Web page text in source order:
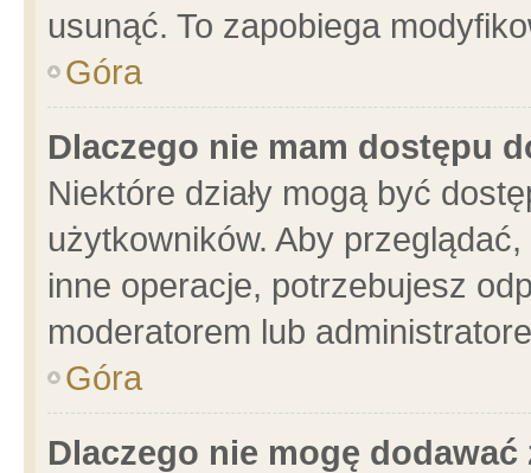
usunąć. To zapobiega
Góra
Dlaczego nie mam dostępu
Niektóre działy mogą być
użytkowników. Aby
inne operacje, potrzebujesz
moderatorem lub
Góra
Dlaczego nie mogę dodawać